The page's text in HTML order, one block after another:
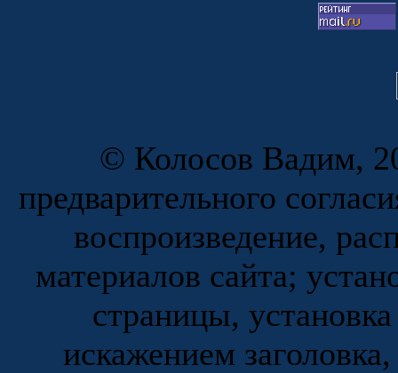
© Колосов Вадим,
предварительного
воспроизведение,
материалов сайта;
страницы,
искажением